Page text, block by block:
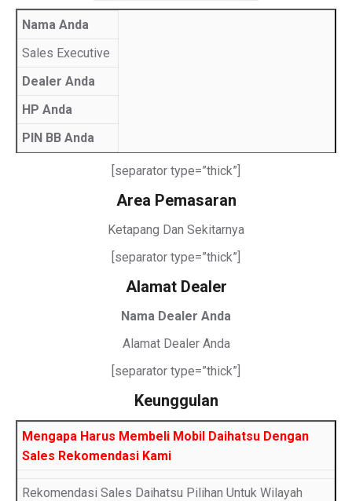
Nama Anda
Sales Executive
Dealer Anda
HP Anda
PIN BB Anda
[separator type=”thick”]
Area Pemasaran
Ketapang Dan Sekitarnya
[separator type=”thick”]
Alamat Dealer
Nama Dealer Anda
Alamat Dealer Anda
[separator type=”thick”]
Keunggulan
Mengapa Harus Membeli Mobil Daihatsu Dengan
Sales Rekomendasi Kami
Rekomendasi Sales Daihatsu Pilihan Untuk Wilayah